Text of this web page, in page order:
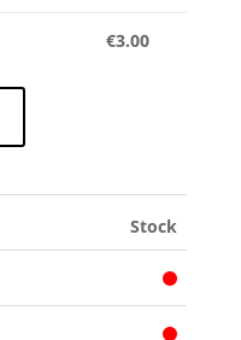
€3.00
Stock